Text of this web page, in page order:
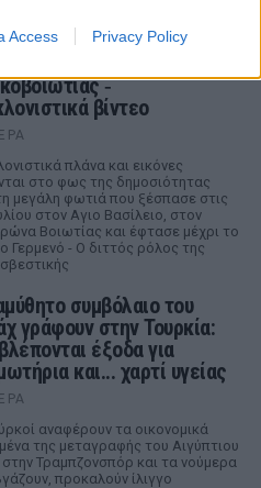
Access Privacy Policy
η Πυροσβεστική διέσωσε
‑
βίντεο
πλάνα και εικόνες
στο φως της δημοσιότητας
μεγάλη φωτιά που ξέσπασε στις
στον Αγιο Βασίλειο, στον
Βοιωτίας και έφτασε μέχρι το
Γερμενό - Ο διττός ρόλος της
συμβόλαιο του
γράφουν στην Τουρκία:
έξοδα για
και... χαρτί υγείας
αναφέρουν τα οικονομικά
της μεταγραφής του Αιγύπτιου
Τραμπζονσπόρ και τα νούμερα
προκαλούν ίλιγγο